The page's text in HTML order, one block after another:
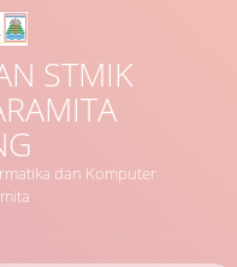
STMIK
dan Komputer